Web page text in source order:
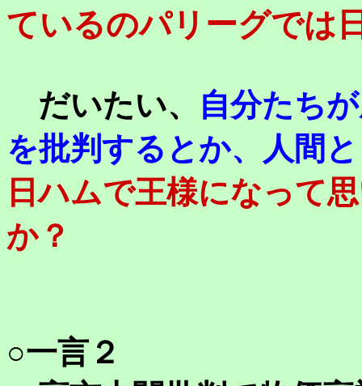
ているのパリーグでは
だいたい、
自分たち
を批判するとか、人間
日ハムで王様になって
か？
○一言２